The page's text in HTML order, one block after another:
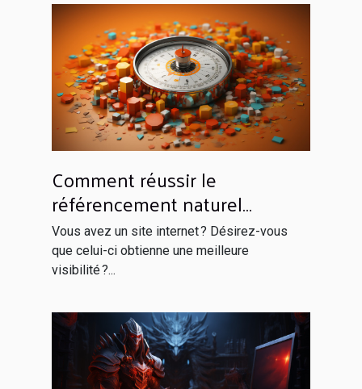
Comment réussir le
référencement naturel
efficacement ?
Vous avez un site internet ? Désirez-vous
que celui-ci obtienne une meilleure
visibilité ?...